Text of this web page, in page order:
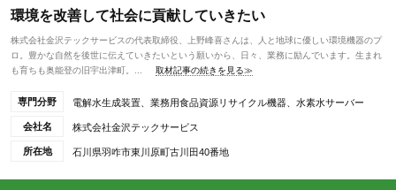
環境を改善して社会に貢献していきたい
株式会社金沢テックサービスの代表取締役、上野峰喜さんは、人と地球に優しい環境機器のプ
ロ。豊かな自然を後世に伝えていきたいという願いから、日々、業務に励んでいます。生まれ
も育ちも奥能登の旧宇出津町。...
取材記事の続きを見る≫
専門分野 電解水生成装置、業務用食品資源リサイクル機器、水素水サーバー
会社名 株式会社金沢テックサービス
所在地 石川県羽咋市東川原町古川田40番地